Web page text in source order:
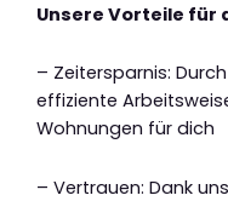
Unsere Vorteile für
– Zeitersparnis:
effiziente
Wohnungen für dich
– Vertrauen: Dank